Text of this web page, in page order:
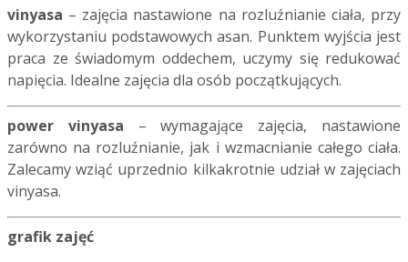
vinyasa – zajęcia nastawione na rozluźnianie ciała, przy
wykorzystaniu podstawowych asan. Punktem wyjścia jest
praca ze świadomym oddechem, uczymy się redukować
napięcia. Idealne zajęcia dla osób początkujących.
power vinyasa – wymagające zajęcia, nastawione
zarówno na rozluźnianie, jak i wzmacnianie całego ciała.
Zalecamy wziąć uprzednio kilkakrotnie udział w zajęciach
vinyasa.
grafik zajęć